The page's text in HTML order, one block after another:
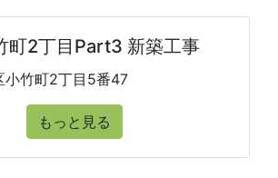
町2丁目Part3 新築工事
小竹町2丁目5番47
もっと見る